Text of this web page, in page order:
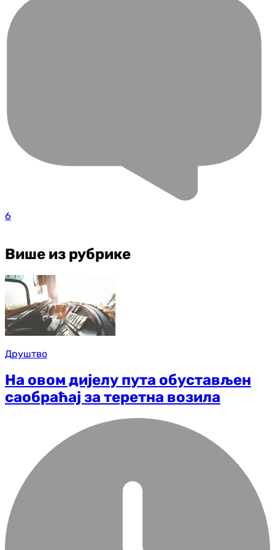
6
Више из рубрике
Друштво
На овом дијелу пута обустављен
саобраћај за теретна возила